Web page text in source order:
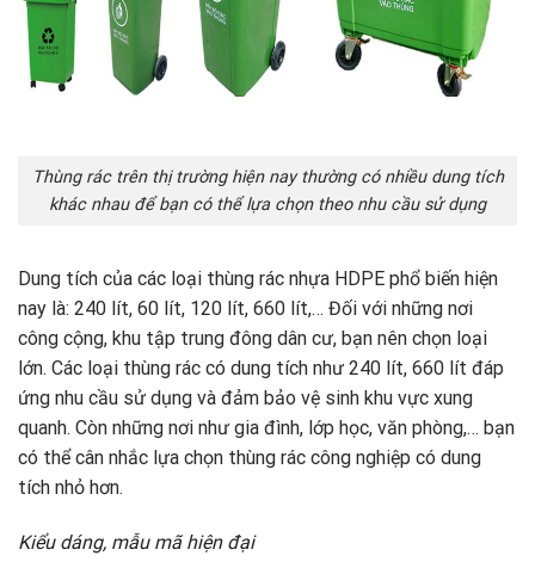
Thùng rác trên thị trường hiện nay thường có nhiều dung tích
khác nhau để bạn có thể lựa chọn theo nhu cầu sử dụng
Dung tích của các loại thùng rác nhựa HDPE phổ biến hiện
nay là: 240 lít, 60 lít, 120 lít, 660 lít,… Đối với những nơi
công cộng, khu tập trung đông dân cư, bạn nên chọn loại
lớn. Các loại thùng rác có dung tích như 240 lít, 660 lít đáp
ứng nhu cầu sử dụng và đảm bảo vệ sinh khu vực xung
quanh. Còn những nơi như gia đình, lớp học, văn phòng,… bạn
có thể cân nhắc lựa chọn thùng rác công nghiệp có dung
tích nhỏ hơn.
Kiểu dáng, mẫu mã hiện đại